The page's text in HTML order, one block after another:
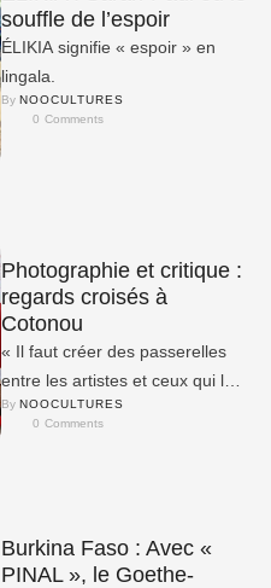
souffle de l’espoir
ÉLIKIA signifie « espoir » en
lingala.
By NOOCULTURES
0 Comments
Photographie et critique :
regards croisés à
Cotonou
« Il faut créer des passerelles
entre les artistes et ceux qui les
lisent, qui les interprètent. La …
By NOOCULTURES
0 Comments
Burkina Faso : Avec «
PINAL », le Goethe-